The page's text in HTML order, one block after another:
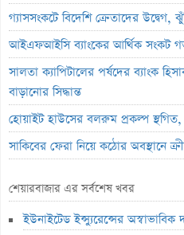
গ্যাসসংকটে বিদেশি ক্রেতাদের
আইএফআইসি ব্যাংকের আর্থিক সংকট
সালতা ক্যাপিটালের পর্ষদের ব্যাংক
বাড়ানোর সিদ্ধান্ত
হোয়াইট হাউসের বলরুম প্রকল্প স্থগিত,
সাকিবের ফেরা নিয়ে কঠোর অবস্থানে
অস্কারের প্রাথমিক দৌড়ে পাকিস্তানের
হাতে আঘাত পেয়ে হাসপাতালে ভর্তি
শেয়ারবাজার এর সর্বশেষ খবর
ইউনাইটেড ইন্স্যুরেন্সের অস্বাভাবিক